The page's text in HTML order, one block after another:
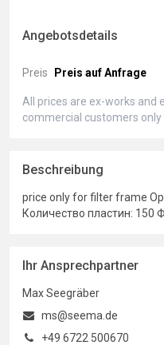
Angebotsdetails
Preis Preis auf Anfrage
All prices are ex-works and
commercial customers only
Beschreibung
price only for filter frame
Количество пластин: 150
Ihr Ansprechpartner
Max Seegräber
ms@seema.de
+49 6722 500670